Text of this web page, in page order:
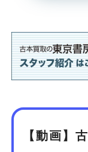
【動画】